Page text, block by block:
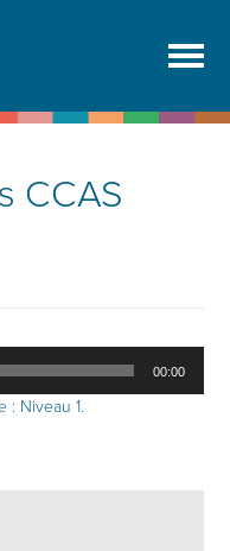
CCAS
00:00
: Niveau 1.